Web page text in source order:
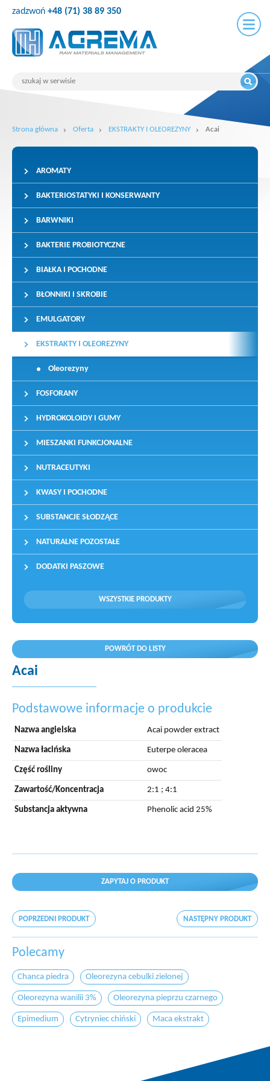
zadzwoń +48 (71) 38 89 350
Strona główna Oferta EKSTRAKTY I OLEOREZYNY Acai
AROMATY
BAKTERIOSTATYKI I KONSERWANTY
BARWNIKI
BAKTERIE PROBIOTYCZNE
BIAŁKA I POCHODNE
BŁONNIKI I SKROBIE
EMULGATORY
EKSTRAKTY I OLEOREZYNY
Oleorezyny
FOSFORANY
HYDROKOLOIDY I GUMY
MIESZANKI FUNKCJONALNE
NUTRACEUTYKI
KWASY I POCHODNE
SUBSTANCJE SŁODZĄCE
NATURALNE POZOSTAŁE
DODATKI PASZOWE
WSZYSTKIE PRODUKTY
POWRÓT DO LISTY
Acai
Podstawowe informacje o produkcie
Nazwa angielska Acai powder extract
Nazwa łacińska Euterpe oleracea
Część rośliny owoc
Zawartość/Koncentracja 2:1 ; 4:1
Substancja aktywna Phenolic acid 25%
ZAPYTAJ O PRODUKT
POPRZEDNI PRODUKT NASTĘPNY PRODUKT
Polecamy
Chanca piedra Oleorezyna cebulki zielonej
Oleorezyna wanilii 3% Oleorezyna pieprzu czarnego
Epimedium Cytryniec chiński Maca ekstrakt